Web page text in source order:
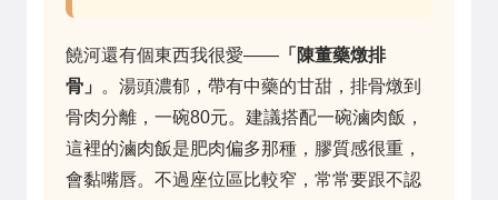
饒河還有個東西我很愛—— 「陳董藥燉排
骨」
。湯頭濃郁，帶有中藥的甘甜，排骨燉到
骨肉分離，一碗80元。建議搭配一碗滷肉飯，
這裡的滷肉飯是肥肉偏多那種，膠質感很重，
會黏嘴唇。不過座位區比較窄，常常要跟不認